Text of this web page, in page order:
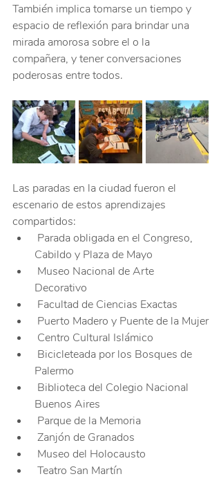
También implica tomarse un tiempo y
espacio de reflexión para brindar una
mirada amorosa sobre el o la
compañera, y tener conversaciones
poderosas entre todos.
Las paradas en la ciudad fueron el
escenario de estos aprendizajes
compartidos:
Parada obligada en el Congreso,
Cabildo y Plaza de Mayo
Museo Nacional de Arte
Decorativo
Facultad de Ciencias Exactas
Puerto Madero y Puente de la Mujer
Centro Cultural Islámico
Bicicleteada por los Bosques de
Palermo
Biblioteca del Colegio Nacional
Buenos Aires
Parque de la Memoria
Zanjón de Granados
Museo del Holocausto
Teatro San Martín